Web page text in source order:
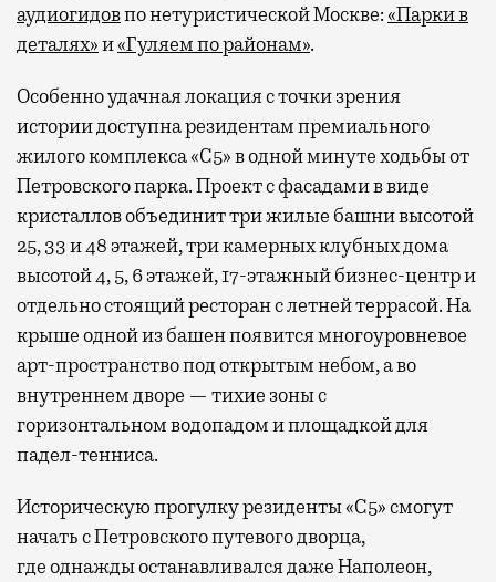
аудиогидовпо нетуристической Москве:«Парки в
деталях»и«Гуляем по районам».
Особенно удачная локация с точки зрения
истории доступна резидентам премиального
жилого комплекса «С5»в одной минуте ходьбы от
Петровского парка. Проект с фасадами в виде
кристаллов объединит три жилые башни высотой
25, 33 и 48 этажей, три камерных клубных дома
высотой 4, 5, 6 этажей, 17-этажный бизнес-центр и
отдельно стоящий ресторан с летней террасой. На
крыше одной из башен появится многоуровневое
арт-пространство под открытым небом, а во
внутреннем дворе — тихие зоны с
горизонтальном водопадом и площадкой для
падел-тенниса.
Историческую прогулку резиденты «С5» смогут
начать с Петровского путевого дворца,
гдеоднажды останавливался даже Наполеон,